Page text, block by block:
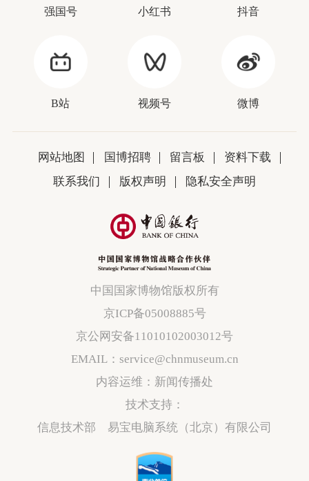
强国号 小红书 抖音
B站 视频号 微博
网站地图 国博招聘 留言板
资料下载
联系我们
版权声明 隐私安全声明
中国国家博物馆版权所有
京ICP备05008885号
京公网安备11010102003012号
EMAIL：service@chnmuseum.cn
内容运维：新闻传播处
技术支持：
信息技术部 易宝电脑系统（北京）有限公司